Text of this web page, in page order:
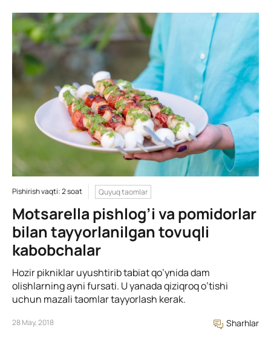
Pishirish vaqti: 2 soat Quyuq taomlar
Motsarella pishlog’i va pomidorlar
bilan tayyorlanilgan tovuqli
kabobchalar
Hozir pikniklar uyushtirib tabiat qo’ynida dam
olishlarning ayni fursati. U yanada qiziqroq o’tishi
uchun mazali taomlar tayyorlash kerak.
28 May, 2018 Sharhlar